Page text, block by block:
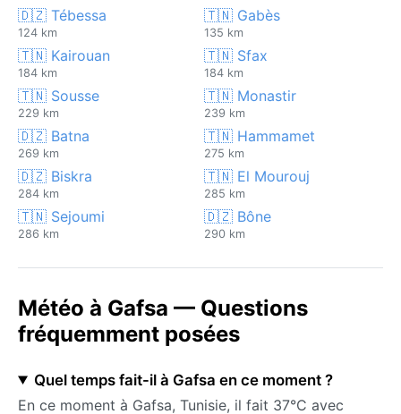
🇩🇿 Tébessa
124 km
🇹🇳 Gabès
135 km
🇹🇳 Kairouan
184 km
🇹🇳 Sfax
184 km
🇹🇳 Sousse
229 km
🇹🇳 Monastir
239 km
🇩🇿 Batna
269 km
🇹🇳 Hammamet
275 km
🇩🇿 Biskra
284 km
🇹🇳 El Mourouj
285 km
🇹🇳 Sejoumi
286 km
🇩🇿 Bône
290 km
Météo à Gafsa — Questions
fréquemment posées
Quel temps fait-il à Gafsa en ce moment ?
En ce moment à Gafsa, Tunisie, il fait 37°C avec